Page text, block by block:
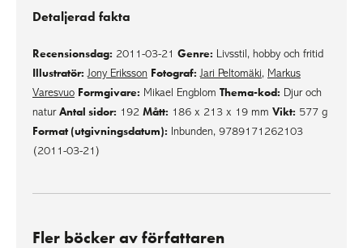
Detaljerad fakta
Recensionsdag: 2011-03-21 Genre: Livsstil, hobby och fritid
Illustratör: Jony Eriksson Fotograf: Jari Peltomäki, Markus
Varesvuo Formgivare: Mikael Engblom Thema-kod: Djur och
natur Antal sidor: 192 Mått: 186 x 213 x 19 mm Vikt: 577 g
Format (utgivningsdatum): Inbunden, 9789171262103
(2011-03-21)
Fler böcker av författaren